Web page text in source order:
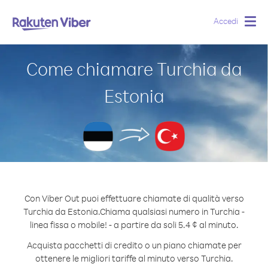
Accedi
Come chiamare Turchia da
Estonia
Con Viber Out puoi effettuare chiamate di qualità verso
Turchia da Estonia.Chiama qualsiasi numero in Turchia -
linea fissa o mobile! - a partire da soli 5.4 ¢ al minuto.
Acquista pacchetti di credito o un piano chiamate per
ottenere le migliori tariffe al minuto verso Turchia.